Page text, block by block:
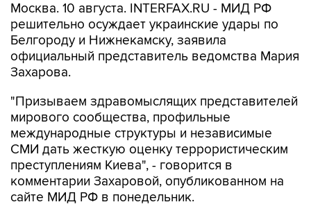
Москва. 10 августа. INTERFAX.RU - МИД РФ
решительно осуждает украинские удары по
Белгороду и Нижнекамску, заявила
официальный представитель ведомства Мария
Захарова.
"Призываем здравомыслящих представителей
мирового сообщества, профильные
международные структуры и независимые
СМИ дать жесткую оценку террористическим
преступлениям Киева", - говорится в
комментарии Захаровой, опубликованном на
сайте МИД РФ в понедельник.